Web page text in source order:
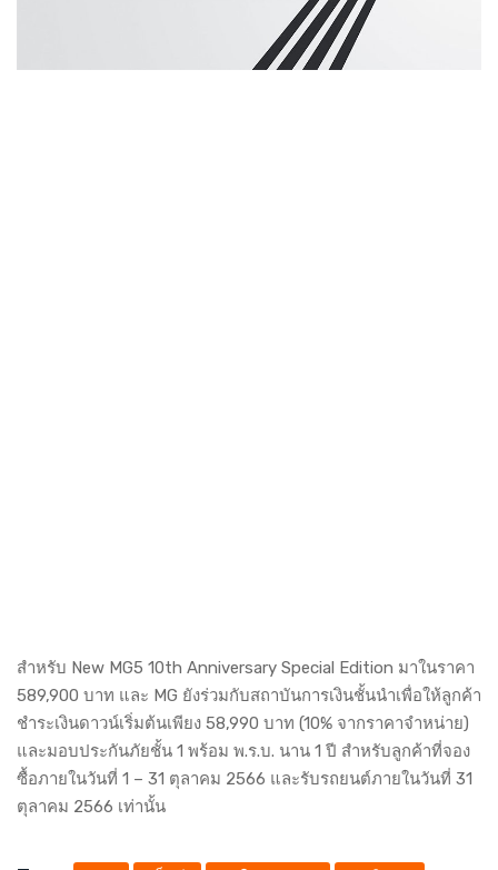
สำหรับ New MG5 10th Anniversary Special Edition มาในราคา
589,900 บาท และ MG ยังร่วมกับสถาบันการเงินชั้นนำเพื่อให้ลูกค้า
ชำระเงินดาวน์เริ่มต้นเพียง 58,990 บาท (10% จากราคาจำหน่าย)
และมอบประกันภัยชั้น 1 พร้อม พ.ร.บ. นาน 1 ปี สำหรับลูกค้าที่จอง
ซื้อภายในวันที่ 1 – 31 ตุลาคม 2566 และรับรถยนต์ภายในวันที่ 31
ตุลาคม 2566 เท่านั้น